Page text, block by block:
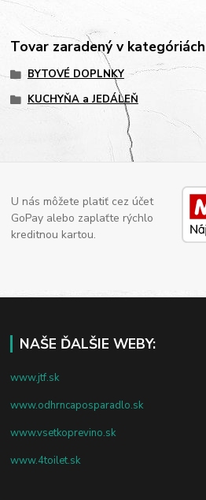
Tovar zaradený v kategóriách
BYTOVÉ DOPLNKY
KUCHYŇA a JEDÁLEŇ
U nás môžete platiť cez účet
GoPay alebo zaplaťte rýchlo
kreditnou kartou.
NAŠE ĎALŠIE WEBY:
www.jtf.sk
www.odhrncaposparadlo.sk
www.vsetkoprevino.sk
www.4toilet.sk